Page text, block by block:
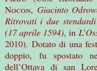
Nocon, Giacinto
Ritrovati i due
(17 aprile 1594), in
2010). Dotato di una
doppio, fu spostato
dell’Ottava di san